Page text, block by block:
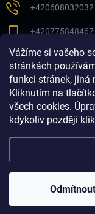
Vážíme si vašeho
stránkách
funkci stránek, jiná
Kliknutím na
všech cookies.
kdykoliv později
Odmítnout
+420608032032
+420775848467
Sledujte nás na
Copyright